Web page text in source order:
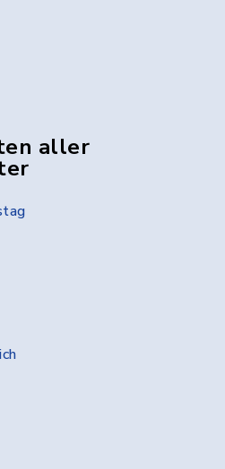
aller